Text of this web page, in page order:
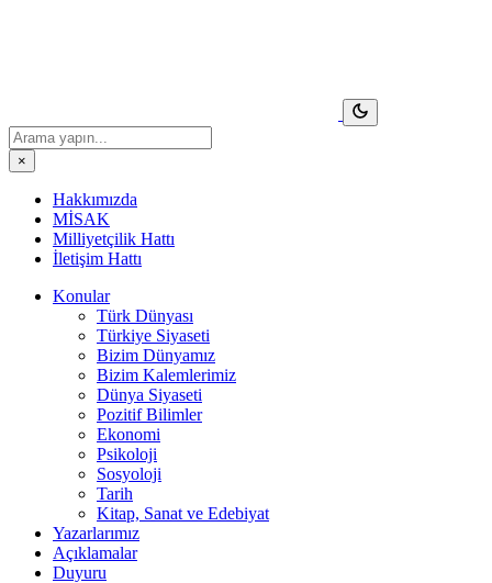
×
Hakkımızda
MİSAK
Milliyetçilik Hattı
İletişim Hattı
Konular
Türk Dünyası
Türkiye Siyaseti
Bizim Dünyamız
Bizim Kalemlerimiz
Dünya Siyaseti
Pozitif Bilimler
Ekonomi
Psikoloji
Sosyoloji
Tarih
Kitap, Sanat ve Edebiyat
Yazarlarımız
Açıklamalar
Duyuru